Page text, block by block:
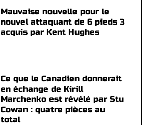
Mauvaise nouvelle pour le
nouvel attaquant de 6 pieds 3
acquis par Kent Hughes
Ce que le Canadien donnerait
en échange de Kirill
Marchenko est révélé par Stu
Cowan : quatre pièces au
total